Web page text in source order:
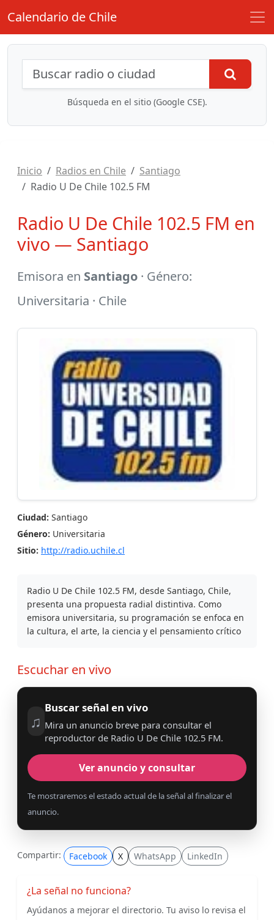
Calendario de Chile
Búsqueda de radios y contenidos
Búsqueda en el sitio (Google CSE).
Inicio Radios en Chile
Santiago
Radio U De Chile 102.5 FM
Radio U De Chile 102.5 FM en
vivo — Santiago
Emisora en Santiago · Género:
Universitaria · Chile
Ciudad: Santiago
Género: Universitaria
Sitio: http://radio.uchile.cl
Radio U De Chile 102.5 FM, desde Santiago, Chile,
presenta una propuesta radial distintiva. Como
emisora universitaria, su programación se enfoca en
la cultura, el arte, la ciencia y el pensamiento crítico
Escuchar en vivo
♫
Buscar señal en vivo
Mira un anuncio breve para consultar el
reproductor de Radio U De Chile 102.5 FM.
Ver anuncio y consultar
Te mostraremos el estado actual de la señal al finalizar el
anuncio.
Compartir: Facebook X WhatsApp LinkedIn
¿La señal no funciona?
Ayúdanos a mejorar el directorio. Tu aviso lo revisa el